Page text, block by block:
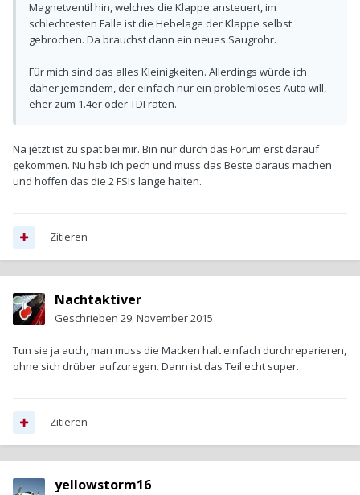
Magnetventil hin, welches die Klappe ansteuert, im
schlechtesten Falle ist die Hebelage der Klappe selbst
gebrochen. Da brauchst dann ein neues Saugrohr.
Für mich sind das alles Kleinigkeiten. Allerdings würde ich
daher jemandem, der einfach nur ein problemloses Auto will,
eher zum 1.4er oder TDI raten.
Na jetzt ist zu spät bei mir. Bin nur durch das Forum erst darauf
gekommen. Nu hab ich pech und muss das Beste daraus machen
und hoffen das die 2 FSIs lange halten.
Zitieren
Nachtaktiver
Geschrieben 29. November 2015
Tun sie ja auch, man muss die Macken halt einfach durchreparieren,
ohne sich drüber aufzuregen. Dann ist das Teil echt super.
Zitieren
yellowstorm16